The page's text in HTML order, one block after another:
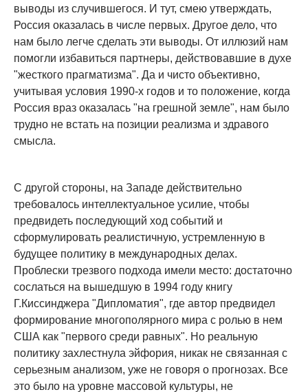
выводы из случившегося. И тут, смею утверждать,
Россия оказалась в числе первых. Другое дело, что
нам было легче сделать эти выводы. От иллюзий нам
помогли избавиться партнеры, действовавшие в духе
"жесткого прагматизма". Да и чисто объективно,
учитывая условия 1990-х годов и то положение, когда
Россия враз оказалась "на грешной земле", нам было
трудно не встать на позиции реализма и здравого
смысла.
С другой стороны, на Западе действительно
требовалось интеллектуальное усилие, чтобы
предвидеть последующий ход событий и
сформулировать реалистичную, устремленную в
будущее политику в международных делах.
Проблески трезвого подхода имели место: достаточно
сослаться на вышедшую в 1994 году книгу
Г.Киссинджера "Дипломатия", где автор предвидел
формирование многополярного мира с ролью в нем
США как "первого среди равных". Но реальную
политику захлестнула эйфория, никак не связанная с
серьезным анализом, уже не говоря о прогнозах. Все
это было на уровне массовой культуры, не